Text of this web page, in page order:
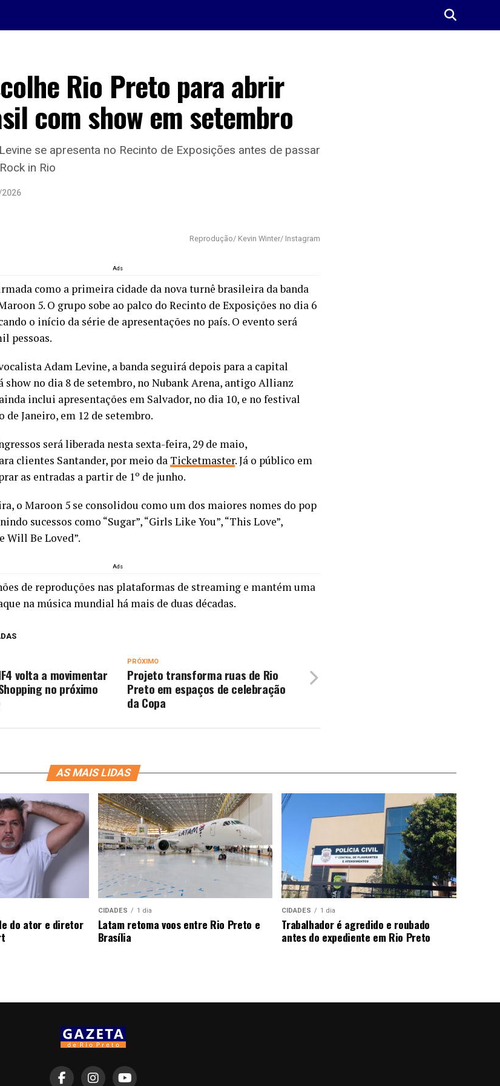
Rio Preto para abrir
com show em setembro
se apresenta no Recinto de Exposições antes de passar
in Rio
Reprodução/ Kevin Winter/ Instagram
Ads
como a primeira cidade da nova turnê brasileira da banda
5. O grupo sobe ao palco do Recinto de Exposições no dia 6
o início da série de apresentações no país. O evento será
pessoas.
Adam Levine, a banda seguirá depois para a capital
show no dia 8 de setembro, no Nubank Arena, antigo Allianz
inclui apresentações em Salvador, no dia 10, e no festival
de Janeiro, em 12 de setembro.
será liberada nesta sexta-feira, 29 de maio,
clientes Santander, por meio da Ticketmaster. Já o público em
as entradas a partir de 1º de junho.
o Maroon 5 se consolidou como um dos maiores nomes do pop
sucessos como “Sugar”, “Girls Like You”, “This Love”,
Will Be Loved”.
Ads
de reproduções nas plataformas de streaming e mantém uma
na música mundial há mais de duas décadas.
PRÓXIMO
Projeto transforma ruas de Rio
Preto em espaços de celebração
da Copa
volta a movimentar
no próximo
AS MAIS LIDAS
do ator e diretor
CIDADES 1 dia
Latam retoma voos entre Rio Preto e
Brasília
CIDADES 1 dia
Trabalhador é agredido e roubado
antes do expediente em Rio Preto